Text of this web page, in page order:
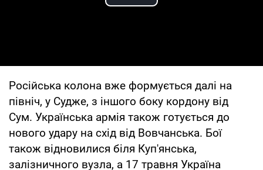
Play Video
Російська колона вже формується далі на
північ, у Судже, з іншого боку кордону від
Сум. Українська армія також готується до
нового удару на схід від Вовчанська. Бої
також відновилися біля Куп'янська,
залізничного вузла, а 17 травня Україна